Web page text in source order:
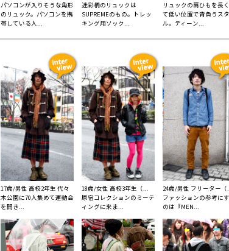
パソコンが入りそうな角形
のリュック。パソコンを携
帯している人...
迷彩柄のリュックは
SUPREMEのもの。トレッ
キング用ソック...
リュックの肩ひもを長
て低い位置で背負うス
ル。ティーン...
17歳/男性 高校2年生 代々
木公園に70人集めて運動会
を開き...
18歳/女性 高校3年生（...
原宿コレクションのミーテ
ィングに来ま...
24歳/男性 フリーター（
ファッションの参考に
のは『MEN...